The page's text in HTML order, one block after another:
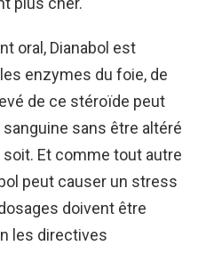
oral, Dianabol est
enzymes du foie, de
de ce stéroïde peut
sans être altéré
Et comme tout autre
peut causer un stress
doivent être
les directives